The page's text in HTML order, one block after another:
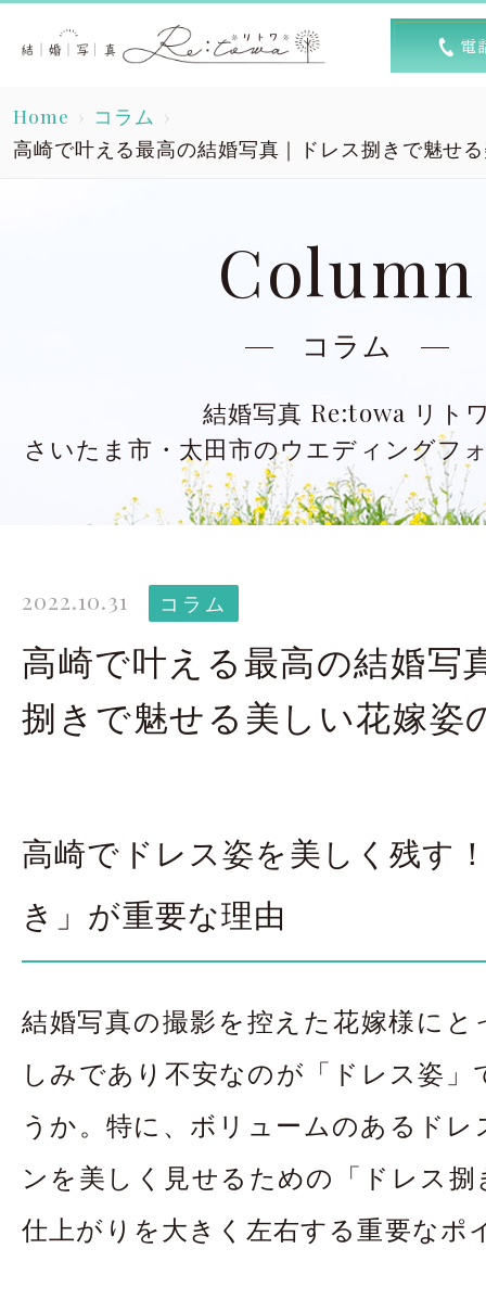
トップ
Top
洋装スタジオ
和装スタジオ
Kimono studio
太田店ギャラリー 大宮
ドレス＆着物
LINEで予約・相
アクセス
Home
コラム
高崎で叶える最高の結婚写真｜ドレス捌きで魅せ
Column
コラム
結婚写真 Re:towa リト
さいたま市・太田市のウエディングフ
2022.10.31 コラム
高崎で叶える最高の結婚写
捌きで魅せる美しい花嫁姿
高崎でドレス姿を美しく残す
き」が重要な理由
結婚写真の撮影を控えた花嫁様にと
しみであり不安なのが「ドレス姿
うか。特に、ボリュームのあるド
ンを美しく見せるための「ドレス
仕上がりを大きく左右する重要なポ